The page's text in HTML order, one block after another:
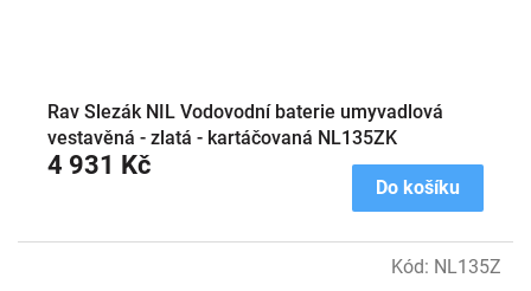
Rav Slezák NIL Vodovodní baterie umyvadlová
vestavěná - zlatá - kartáčovaná NL135ZK
4 931 Kč
Do košíku
Kód: NL135Z